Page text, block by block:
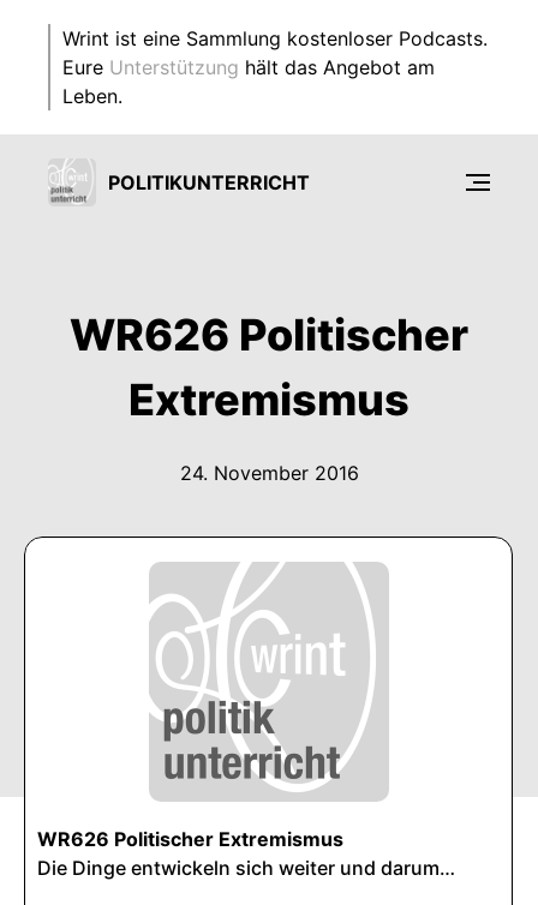
Wrint ist eine Sammlung kostenloser Podcasts.
Eure Unterstützung hält das Angebot am
Leben.
POLITIKUNTERRICHT
WR626 Politischer
Extremismus
24. November 2016